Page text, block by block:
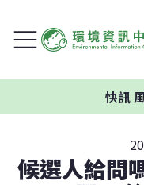
快訊風機
候選人給問